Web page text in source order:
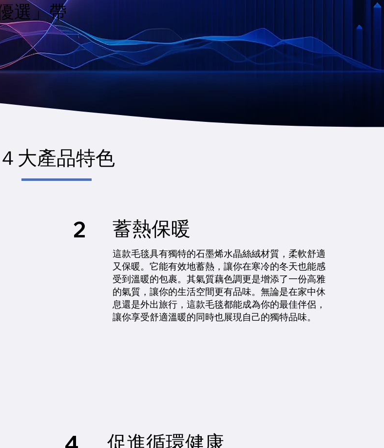
選」帶
４大產品特色
2
這款毛毯具有獨特的石墨烯水晶絲絨材質，柔軟舒適
又保暖。它能有效地蓄熱，讓你在寒冷的冬天也能感
受到溫暖的包裹。其氣質藕色調更是增添了一份高雅
的氣質，讓你的生活空間更有品味。無論是在家中休
息還是外出旅行，這款毛毯都能成為你的最佳伴侶，
讓你享受舒適溫暖的同時也展現自己的獨特品味。
蓄熱保暖
促進循環健康